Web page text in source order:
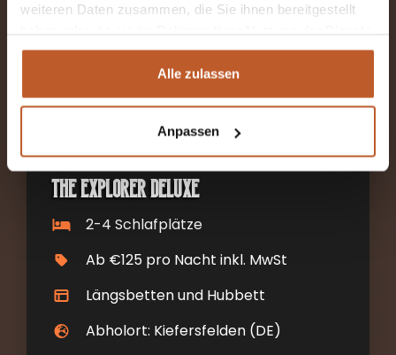
weiteren Daten zusammen, die Sie ihnen bereitgestellt
gesammelt haben.
Alle zulassen
Anpassen
The Explorer Deluxe
2-4 Schlafplätze
Ab €125 pro Nacht inkl. MwSt
Längsbetten und Hubbett
Abholort: Kiefersfelden (DE)